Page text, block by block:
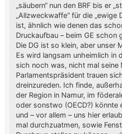
„säubern“ nun den BRF bis er
„Allzweckwaffe“ für die „ewige
ist, ähnlich wie denen das
Druckaufbau – beim GE schon
Die DG ist so klein, aber unser
Es wird langsam unheimlich in
sich noch was, nicht mal seine
Parlamentspräsident trauen
dreinzureden. Ich finde,
der Region in Namur, im
oder sonstwo (OECD?) könnte
und – vor allem – uns hier
mal durchzuatmen, sowie